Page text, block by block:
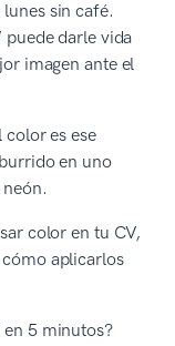
sin café.
puede darle vida
imagen ante el
color es ese
en uno
color en tu CV,
aplicarlos
en 5 minutos?